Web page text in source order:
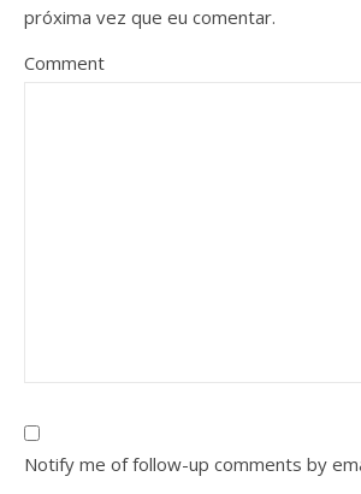
próxima vez que eu comentar.
Comment
Notify me of follow-up comments by